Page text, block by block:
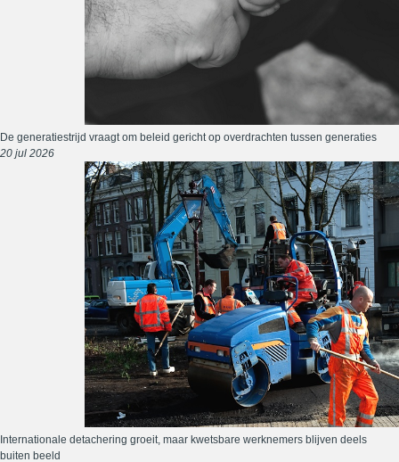
De generatiestrijd vraagt om beleid gericht op overdrachten tussen generaties
20 jul 2026
Internationale detachering groeit, maar kwetsbare werknemers blijven deels
buiten beeld